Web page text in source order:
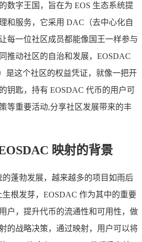
数字王国，旨在为 EOS 生态系统提
和服务，它采用 DAC（去中心化自
每一位社区成员都能像国王一样参与
推动社区的自治和发展，EOSDAC
是这个社区的权益凭证，就像一把开
钥匙，持有 EOSDAC 代币的用户可
等重要活动,分享社区发展带来的丰
映射的背景
的蓬勃发展，越来越多的项目如雨后
根发芽，EOSDAC 作为其中的重要
户，提升代币的流通性和可用性，做
的战略决策，通过映射，用户可以将